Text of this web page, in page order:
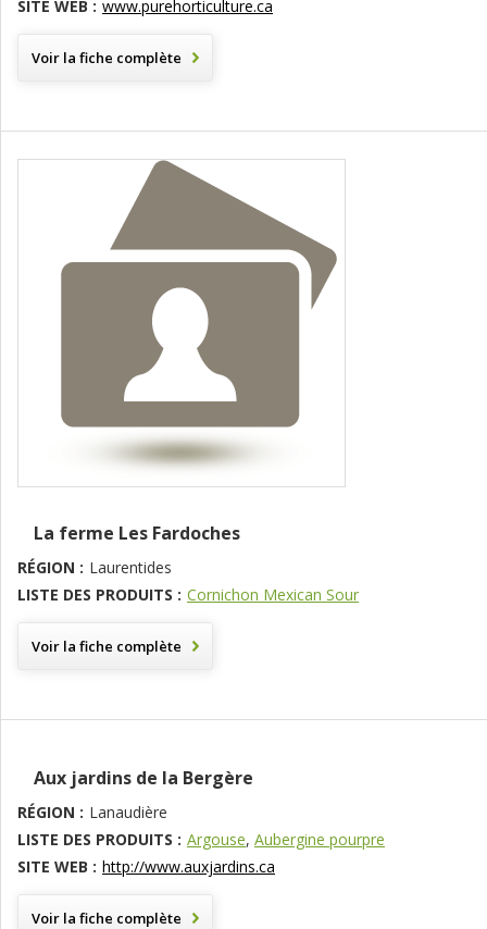
SITE WEB : www.purehorticulture.ca
Voir la fiche complète
La ferme Les Fardoches
RÉGION : Laurentides
LISTE DES PRODUITS : Cornichon Mexican Sour
Voir la fiche complète
Aux jardins de la Bergère
RÉGION : Lanaudière
LISTE DES PRODUITS : Argouse, Aubergine pourpre
SITE WEB : http://www.auxjardins.ca
Voir la fiche complète